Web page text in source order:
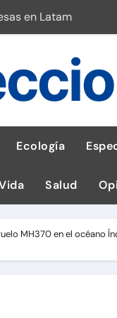
en Latam
de hígado
de GEI en
de celular según
¡Descarga la app
Ecología
Salud
MH370 en el océano